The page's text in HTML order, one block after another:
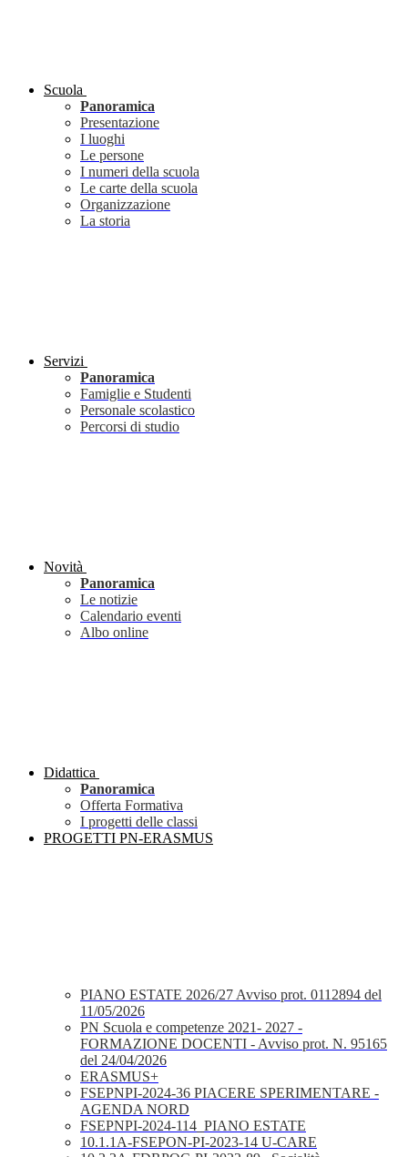
Scuola
Panoramica
Presentazione
I luoghi
Le persone
I numeri della scuola
Le carte della scuola
Organizzazione
La storia
Servizi
Panoramica
Famiglie e Studenti
Personale scolastico
Percorsi di studio
Novità
Panoramica
Le notizie
Calendario eventi
Albo online
Didattica
Panoramica
Offerta Formativa
I progetti delle classi
PROGETTI PN-ERASMUS
PIANO ESTATE 2026/27 Avviso prot. 0112894 del
11/05/2026
PN Scuola e competenze 2021- 2027 -
FORMAZIONE DOCENTI - Avviso prot. N. 95165
del 24/04/2026
ERASMUS+
FSEPNPI-2024-36 PIACERE SPERIMENTARE -
AGENDA NORD
FSEPNPI-2024-114_PIANO ESTATE
10.1.1A-FSEPON-PI-2023-14 U-CARE